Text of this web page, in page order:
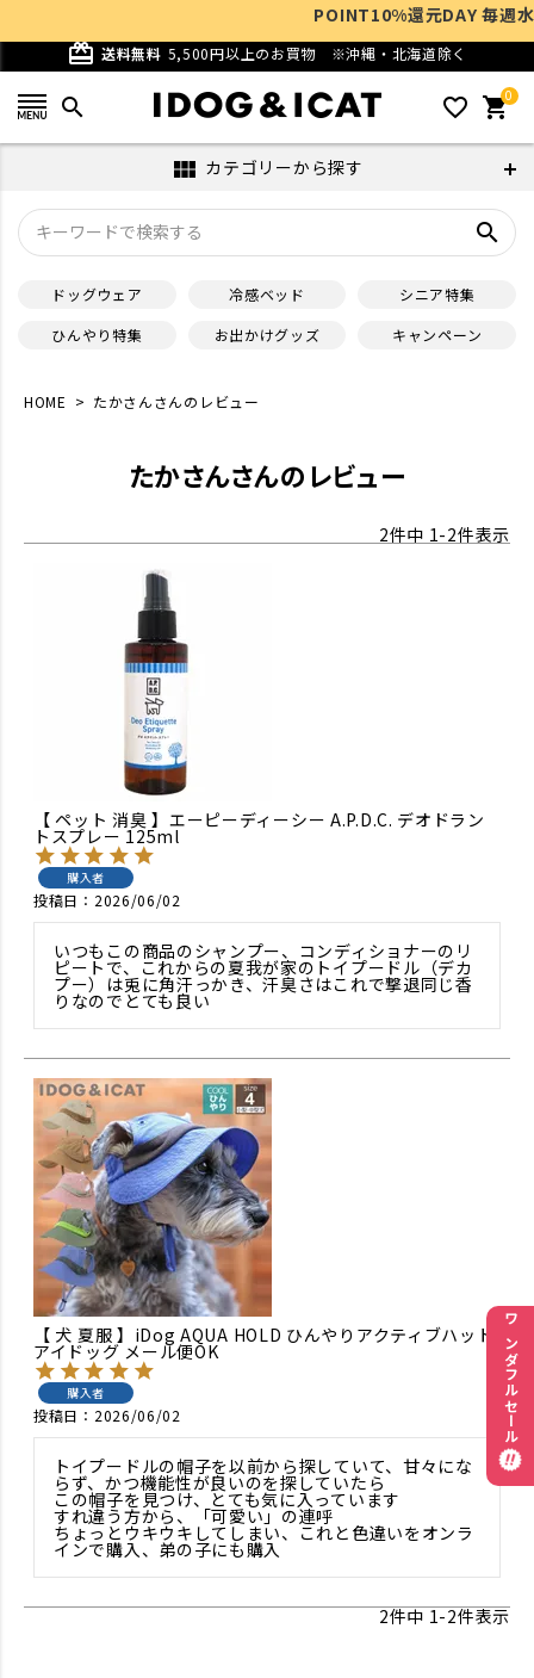
card_giftcard 送料無料 5,500円以上のお買物 ※沖縄・北海道除く
search favorite_outline 0
shopping_cart
POINT10%還元DAY 毎週水
view_module カテゴリーから探す
search
ドッグウェア 冷感ベッド
シニア特集
ひんやり特集
お出かけグッズ キャンペーン
HOME たかさんさんのレビュー
たかさんさんのレビュー
2件中 1-2件表示
【 ペット 消臭 】エーピーディーシー A.P.D.C. デオドラン
トスプレー 125ml
購入者
投稿日 2026/06/02
いつもこの商品のシャンプー、コンディショナーのリ
ピートで、これからの夏我が家のトイプードル（デカ
プー）は兎に角汗っかき、汗臭さはこれで撃退同じ香
りなのでとても良い
【 犬 夏服 】iDog AQUA HOLD ひんやりアクティブハット
アイドッグ メール便OK
購入者
投稿日 2026/06/02
トイプードルの帽子を以前から探していて、甘々にな
らず、かつ機能性が良いのを探していたら
この帽子を見つけ、とても気に入っています
すれ違う方から、「可愛い」の連呼
ちょっとウキウキしてしまい、これと色違いをオンラ
インで購入、弟の子にも購入
2件中 1-2件表示
ワンダフルセール